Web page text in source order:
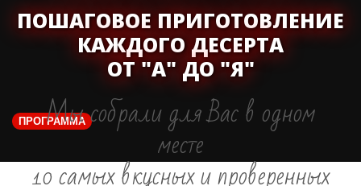
ПОШАГОВОЕ ПРИГОТОВЛЕНИЕ
КАЖДОГО ДЕСЕРТА
ОТ "А" ДО "Я"
ПРОГРАММА
Мы собрали для Вас в одном
месте
10 самых вкусных и проверенных